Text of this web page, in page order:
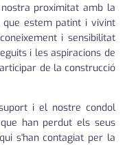
proximitat amb la
que estem patint i vivint
i sensibilitat
i les aspiracions de
de la construcció
i el nostre condol
han perdut els seus
s'han contagiat per la